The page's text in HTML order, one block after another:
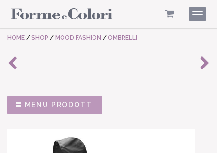
HOME / SHOP / MOOD FASHION / OMBRELLI
MENU PRODOTTI